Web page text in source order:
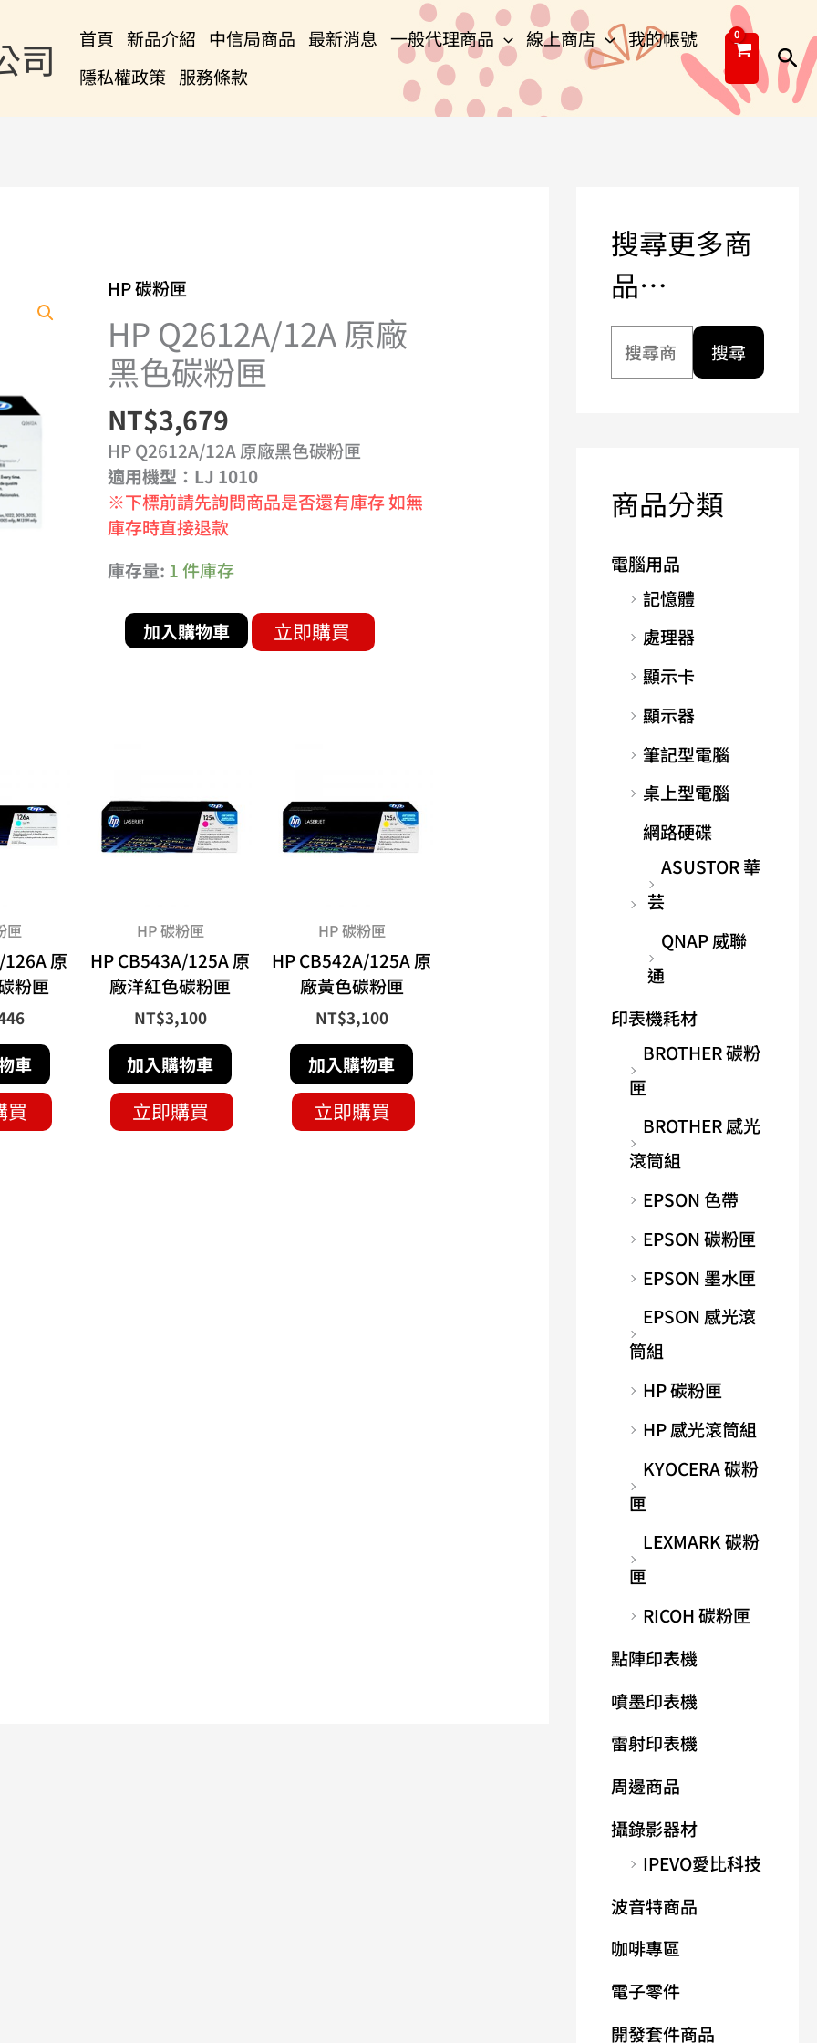
司 首頁 新品介紹 中信局商品 最新消息 一般代理商品 線上商店
我的帳號
隱私權政策 服務條款
搜
尋
HP 碳粉匣
HP Q2612A/12A 原廠
黑色碳粉匣
NT$3,679
HP Q2612A/12A 原廠黑色碳粉匣
適用機型：LJ 1010
※下標前請先詢問商品是否還有庫存 如無
庫存時直接退款
庫存量: 1 件庫存
HP
Q2612A/12A
原
廠
黑
色
碳
粉
匣
數
加入購物車 立即購買
匣
原
粉匣
車
買
HP 碳粉匣
HP CB543A/125A 原
廠洋紅色碳粉匣
NT$3,100
加入購物車
立即購買
HP 碳粉匣
HP CB542A/125A 原
廠黃色碳粉匣
NT$3,100
加入購物車
立即購買
搜尋更多商
品…
尋
搜尋
商品分類
電腦用品
記憶體
處理器
顯示卡
顯示器
筆記型電腦
桌上型電腦
網路硬碟
ASUSTOR 華
芸
QNAP 威聯
通
印表機耗材
BROTHER 碳粉
匣
BROTHER 感光
滾筒組
EPSON 色帶
EPSON 碳粉匣
EPSON 墨水匣
EPSON 感光滾
筒組
HP 碳粉匣
HP 感光滾筒組
KYOCERA 碳粉
匣
LEXMARK 碳粉
匣
RICOH 碳粉匣
點陣印表機
噴墨印表機
雷射印表機
周邊商品
攝錄影器材
IPEVO愛比科技
波音特商品
咖啡專區
電子零件
開發套件商品